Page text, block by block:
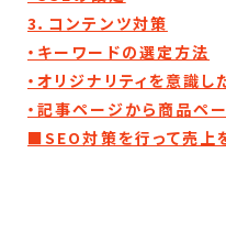
3．コンテンツ対策
・キーワードの選定方法
・オリジナリティを意識し
・記事ページから商品ペ
■SEO対策を行って売上